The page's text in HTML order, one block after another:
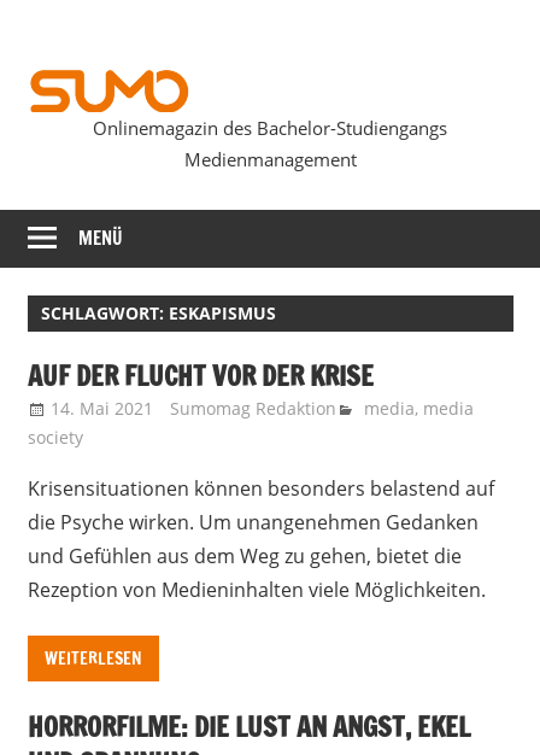
springen
SUMOmag
Onlinemagazin des Bachelor-Studiengangs
Medienmanagement
MENÜ
SCHLAGWORT: ESKAPISMUS
AUF DER FLUCHT VOR DER KRISE
14. Mai 2021 Sumomag Redaktion media, media
society
Krisensituationen können besonders belastend auf
die Psyche wirken. Um unangenehmen Gedanken
und Gefühlen aus dem Weg zu gehen, bietet die
Rezeption von Medieninhalten viele Möglichkeiten.
WEITERLESEN
HORRORFILME: DIE LUST AN ANGST, EKEL